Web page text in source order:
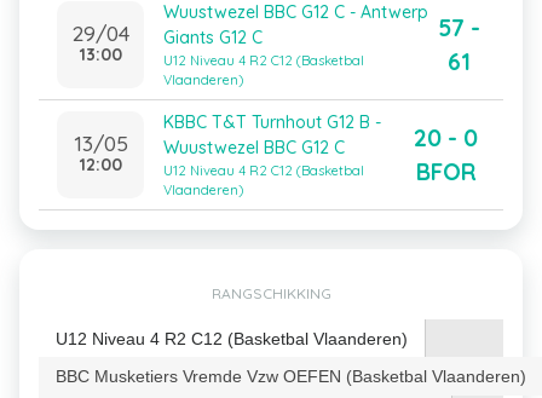
29/04
13:00
Wuustwezel BBC G12 C - Antwerp
Giants G12 C
U12 Niveau 4 R2 C12 (Basketbal
Vlaanderen)
57 -
61
13/05
12:00
KBBC T&T Turnhout G12 B -
Wuustwezel BBC G12 C
U12 Niveau 4 R2 C12 (Basketbal
Vlaanderen)
20 - 0
BFOR
RANGSCHIKKING
U12 Niveau 4 R2 C12 (Basketbal Vlaanderen)
BBC Musketiers Vremde Vzw OEFEN (Basketbal Vlaanderen)